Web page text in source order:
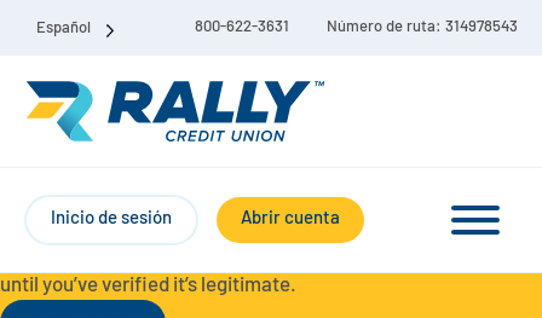
Español 800-622-3631 Número de ruta: 314978543
Inicio de sesión Abrir cuenta
contact Rally Credit Union using our official phone numbers. If
you receive a letter, email, text message, or other
until you’ve verified it’s legitimate.